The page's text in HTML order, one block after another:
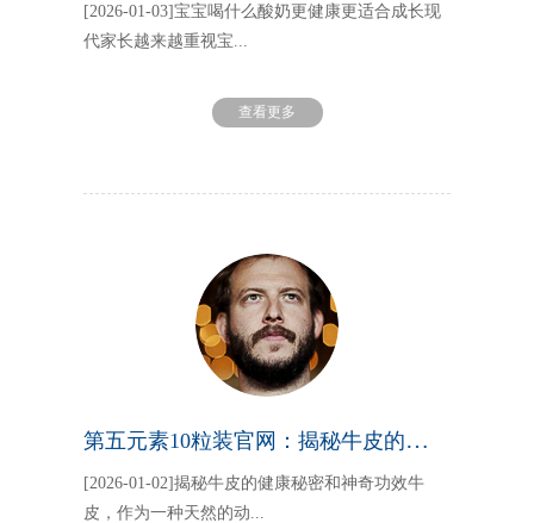
[2026-01-03]宝宝喝什么酸奶更健康更适合成长现
代家长越来越重视宝...
查看更多
第五元素10粒装官网：揭秘牛皮的健康秘密和神奇功效
[2026-01-02]揭秘牛皮的健康秘密和神奇功效牛
皮，作为一种天然的动...